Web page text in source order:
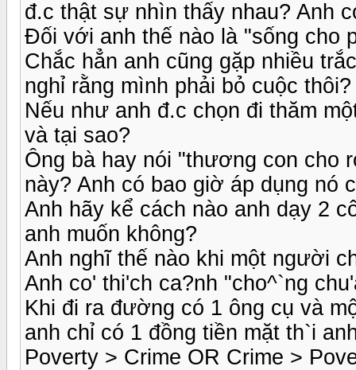
đ.c thật sự nhìn thấy nhau? Anh
Đối với anh thế nào là "sống cho
Chắc hẳn anh cũng gặp nhiều
nghỉ rằng mình phải bỏ cuộc thôi?
Nếu như anh đ.c chọn đi thăm
và tại sao?
Ông bà hay nói "thương con cho
này? Anh có bao giờ áp dụng nó
Anh hãy kể cách nào anh dạy 2
anh muốn không?
Anh nghĩ thế nào khi một người
Anh co' thi'ch ca?nh "cho^`ng
Khi đi ra đường có 1 ông cụ và
anh chỉ có 1 đồng tiền mặt th`i
Poverty > Crime OR Crime >